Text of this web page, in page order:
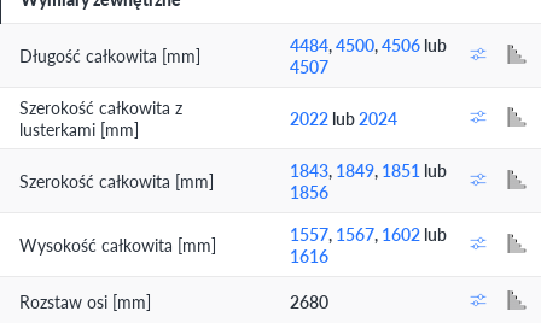
Długość całkowita [mm] 4484,4500,4506 lub
4507
Szerokość całkowita z
lusterkami [mm]
2022 lub2024
Szerokość całkowita [mm] 1843, 1849, 1851 lub
1856
Wysokość całkowita [mm] 1557, 1567, 1602 lub
1616
Rozstaw osi [mm]
2680